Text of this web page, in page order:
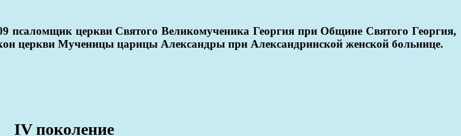
псаломщик церкви Святого Великомученика Георгия при Общине Святого Георгия,
церкви Мученицы царицы Александры при Александринской женской больнице.
IV поколение